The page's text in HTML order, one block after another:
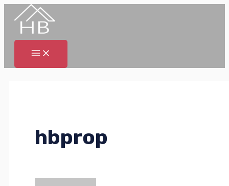
Ir
contenido
MAIN
MENU
hbprop
PC
Sony
VAIO